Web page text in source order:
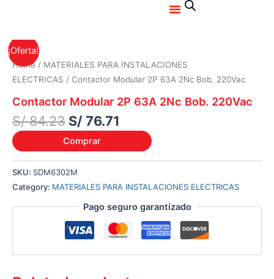
Menu
¡Oferta!
Home / MATERIALES PARA INSTALACIONES
ELECTRICAS / Contactor Modular 2P 63A 2Nc Bob. 220Vac
Contactor Modular 2P 63A 2Nc Bob. 220Vac
S/84.23
price
was:
S/ 76.71
price
is:
Comprar
SKU: SDM6302M
Category: MATERIALES PARA INSTALACIONES ELECTRICAS
Pago seguro garantizado